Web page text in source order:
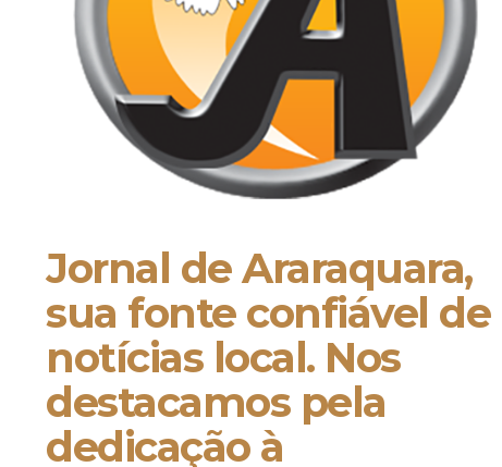
Jornal de Araraquara,
sua fonte confiável de
notícias local. Nos
destacamos pela
dedicação à